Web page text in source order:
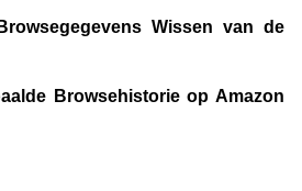
Wissen van de
Browsehistorie op Amazon